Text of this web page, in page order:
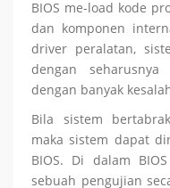
BIOS me-load kode
dan komponen
driver peralatan,
dengan
dengan banyak
Bila sistem
maka sistem dapat
BIOS. Di dalam
sebuah pengujian